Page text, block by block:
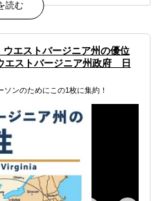
工場
い
したい
ウエストバージニア州の優位
エストバージニア州政府 日
ソンのためにこの1枚に集約！